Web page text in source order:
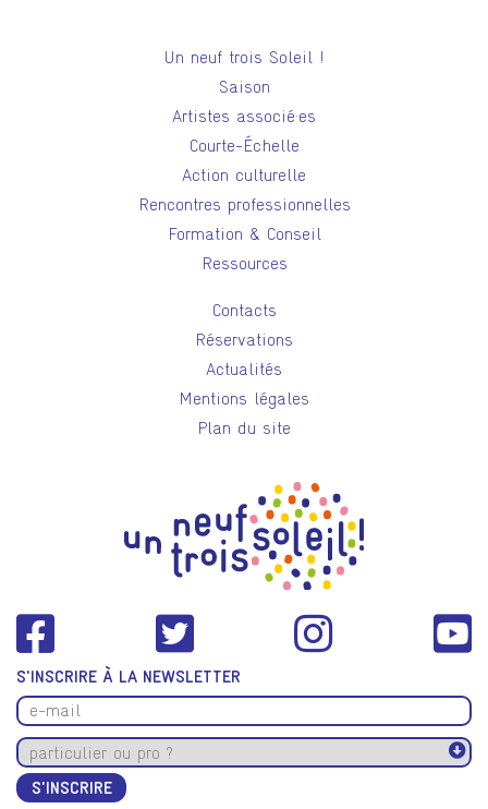
Un neuf trois Soleil !
Saison
Artistes associé·es
Courte-Échelle
Action culturelle
Rencontres professionnelles
Formation & Conseil
Ressources
Contacts
Réservations
Actualités
Mentions légales
Plan du site
S'INSCRIRE À LA NEWSLETTER
S'INSCRIRE